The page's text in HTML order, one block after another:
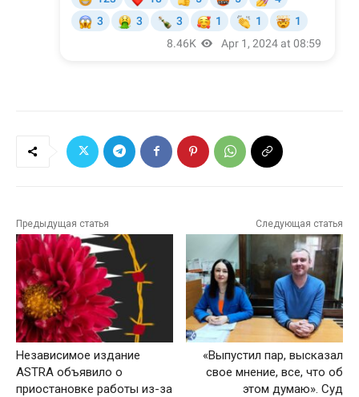
Предыдущая статья
Независимое издание
ASTRA объявило о
приостановке работы из-за
Следующая статья
«Выпустил пар, высказал
свое мнение, все, что об
этом думаю». Cуд